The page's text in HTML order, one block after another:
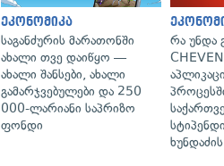
ეკონომიკა
საგანძურის მარათონში
ახალი თვე დაიწყო —
ახალი შანსები, ახალი
გამარჯვებულები და 250
000-ლარიანი საპრიზო
ფონდი
რა უნდა